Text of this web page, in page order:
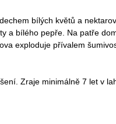
bílých květů a
a bílého pepře. Na patře
exploduje přívalem
Zraje minimálně 7 let v